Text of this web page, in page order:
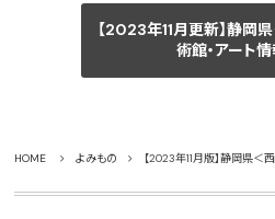
【2023年11月更新】静岡
術館・アート
HOME よみもの 【2023年11月版】静岡県